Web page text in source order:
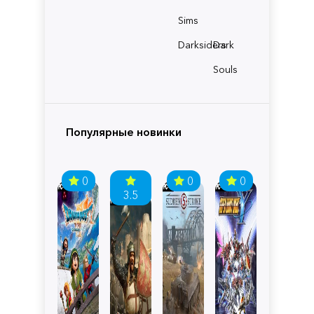
Sims
Darksiders
Dark
Souls
Популярные новинки
0
3.5
0 0